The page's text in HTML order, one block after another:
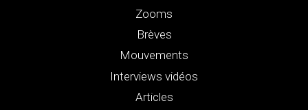
Zooms
Brèves
Mouvements
Interviews vidéos
Articles